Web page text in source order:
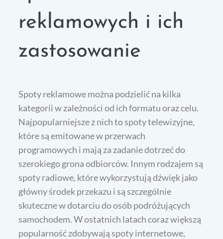
reklamowych i ich
zastosowanie
Spoty reklamowe można podzielić na kilka
kategorii w zależności od ich formatu oraz celu.
Najpopularniejsze z nich to spoty telewizyjne,
które są emitowane w przerwach
programowych i mają za zadanie dotrzeć do
szerokiego grona odbiorców. Innym rodzajem są
spoty radiowe, które wykorzystują dźwięk jako
główny środek przekazu i są szczególnie
skuteczne w dotarciu do osób podróżujących
samochodem. W ostatnich latach coraz większą
popularność zdobywają spoty internetowe,